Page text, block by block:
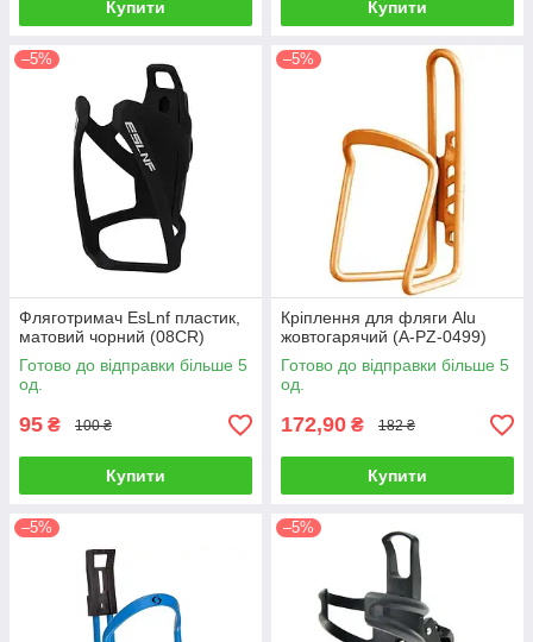
Купити Купити
–5%
Фляготримач EsLnf пластик,
матовий чорний (08CR)
Готово до відправки більше 5
од.
95 ₴ 100 ₴
Купити
–5%
Кріплення для фляги Alu
жовтогарячий (A-PZ-0499)
Готово до відправки більше 5
од.
172,90 ₴ 182 ₴
Купити
–5% –5%